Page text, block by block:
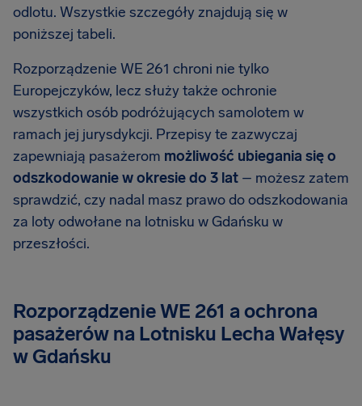
odlotu. Wszystkie szczegóły znajdują się w
poniższej tabeli.
Rozporządzenie WE 261 chroni nie tylko
Europejczyków, lecz służy także ochronie
wszystkich osób podróżujących samolotem w
ramach jej jurysdykcji. Przepisy te zazwyczaj
zapewniają pasażerom możliwość ubiegania się o
odszkodowanie w okresie do 3 lat – możesz zatem
sprawdzić, czy nadal masz prawo do odszkodowania
za loty odwołane na lotnisku w Gdańsku w
przeszłości.
Rozporządzenie WE 261 a ochrona
pasażerów na Lotnisku Lecha Wałęsy
w Gdańsku